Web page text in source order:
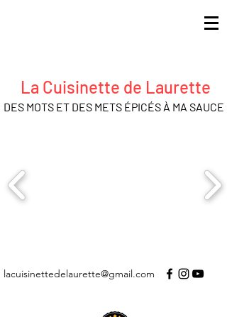
La Cuisinette de Laurette
DES MOTS ET DES METS ÉPICÉS À MA SAUCE
lacuisinettedelaurette@gmail.com